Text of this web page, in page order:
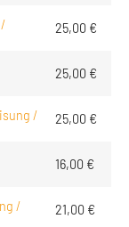
25,00 €
25,00 €
/
25,00 €
16,00 €
/
21,00 €